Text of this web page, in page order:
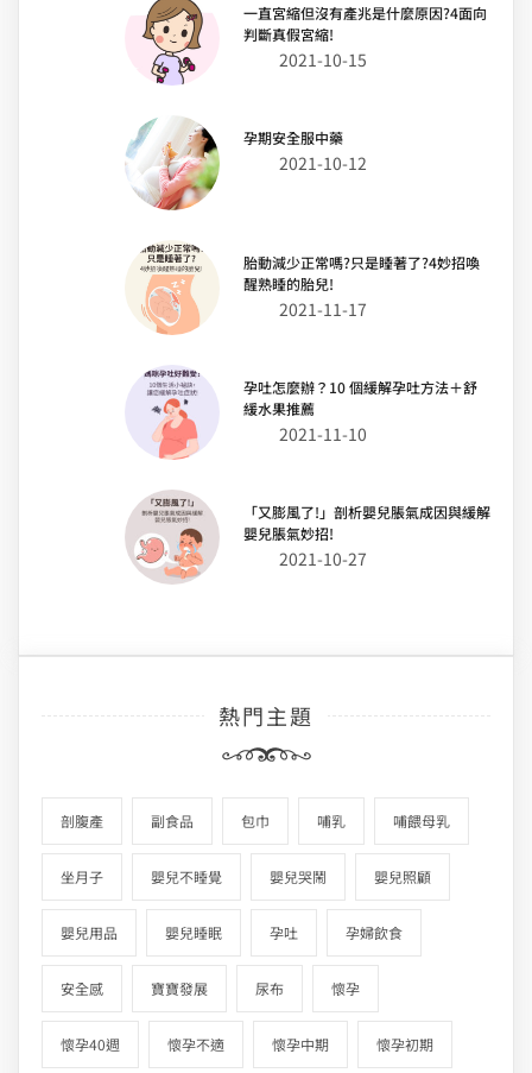
一直宮縮但沒有產兆是什麼原因?4面向
判斷真假宮縮!
2021-10-15
孕期安全服中藥
2021-10-12
胎動減少正常嗎?只是睡著了?4妙招喚
醒熟睡的胎兒!
2021-11-17
孕吐怎麼辦？10 個緩解孕吐方法＋舒
緩水果推薦
2021-11-10
「又膨風了!」剖析嬰兒脹氣成因與緩解
嬰兒脹氣妙招!
2021-10-27
熱門主題
剖腹產 副食品 包巾 哺乳 哺餵母乳
坐月子 嬰兒不睡覺 嬰兒哭鬧 嬰兒照顧
嬰兒用品 嬰兒睡眠 孕吐 孕婦飲食
安全感 寶寶發展 尿布 懷孕
懷孕40週 懷孕不適 懷孕中期 懷孕初期